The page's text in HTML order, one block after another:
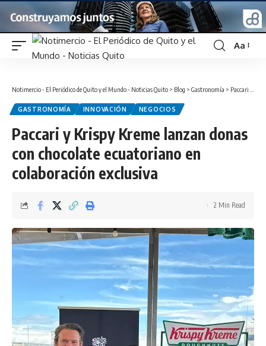
Font
Aa
Notimercio - El Periódico de Quito y el Mundo - Noticias Quito > Blog > Gastronomía > Paccari y Krispy Kreme lanzan donas con chocolate ecuatoriano en colaboración exclusiva
GASTRONOMÍA INNOVACIÓN NEGOCIOS
Paccari y Krispy Kreme lanzan donas
con chocolate ecuatoriano en
colaboración exclusiva
2 Min Read